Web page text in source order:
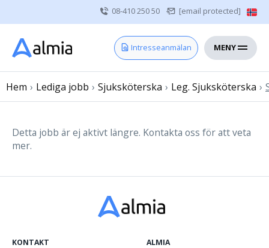
08-410 250 50 [email protected]
Intresseanmälan MENY
Hem
Vårdgivare
Om oss
Sjuksköterska
Läkare
Hem › Lediga jobb › Sjuksköterska › Leg. Sjuksköterska ›
Detta jobb är ej aktivt längre. Kontakta oss för att veta
mer.
KONTAKT ALMIA